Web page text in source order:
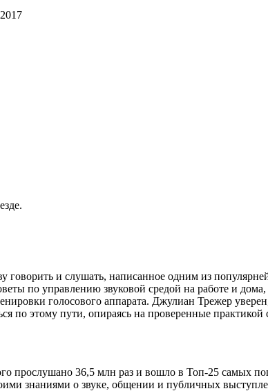
и слушать, написанное одним из
по управлению звуковой средой на работе и
голосового аппарата. Джулиан Трежер
по этому пути, опираясь на проверенные практикой
прослушано 36,5 млн раз и вошло в Топ-25 самых
знаниями о звуке, общении и публичных